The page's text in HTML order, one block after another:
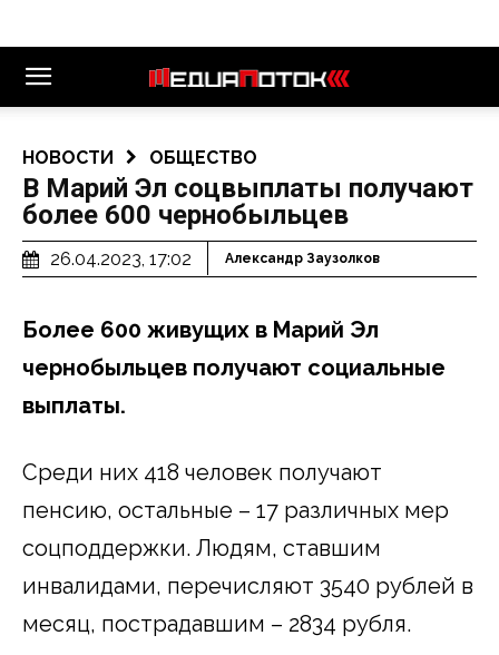
НОВОСТИ ОБЩЕСТВО
В Марий Эл соцвыплаты получают
более 600 чернобыльцев
26.04.2023, 17:02 Александр Заузолков
Более 600 живущих в Марий Эл
чернобыльцев получают социальные
выплаты.
Среди них 418 человек получают
пенсию, остальные – 17 различных мер
соцподдержки. Людям, ставшим
инвалидами, перечисляют 3540 рублей в
месяц, пострадавшим – 2834 рубля.